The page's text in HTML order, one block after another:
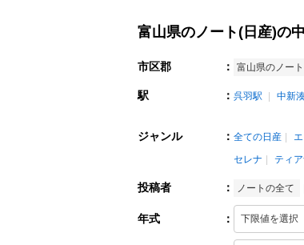
富山県のノート(日産)の
市区郡 ： 富山県のノート
駅 ： 呉羽駅 中新
ジャンル ： 全ての日産
セレナ
ティ
投稿者 ： ノートの全て
年式 ：